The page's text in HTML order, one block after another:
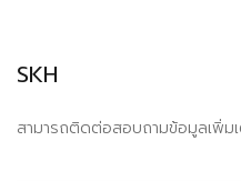
SKH
สามารถติดต่อสอบถามข้อมูลเพิ่ม